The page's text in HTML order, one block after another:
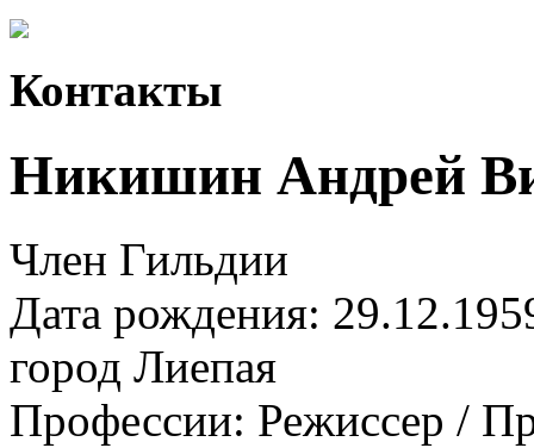
Контакты
Никишин Андрей
Член Гильдии
Дата рождения:
город Лиепая
Профессии: Режиссер /